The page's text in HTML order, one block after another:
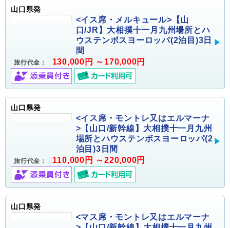
山口県発
<イス席・メルキュール>【山
口/JR】大相撲十一月九州場所とハ
ウステンボスヨーロッパ(2泊目)3日
間
旅行代金： 130,000円 ～170,000円
山口県発
<イス席・モントレ又はエルマーナ
>【山口/新幹線】大相撲十一月九州
場所とハウステンボスヨーロッパ(2
泊目)3日間
旅行代金： 110,000円 ～220,000円
山口県発
<マス席・モントレ又はエルマーナ